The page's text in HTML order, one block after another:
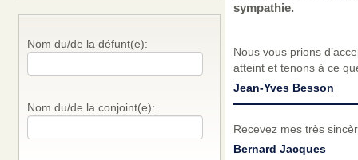
Nom du/de la défunt(e):
Nom du/de la conjoint(e):
sympathie.
Nous vous prions
atteint et tenons à ce
Jean-Yves Besson
Recevez mes très
Bernard Jacques